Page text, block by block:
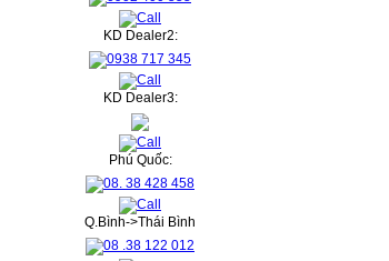
KD Dealer2:
KD Dealer3:
Phú Quốc:
Q.Bình->Thái Bình